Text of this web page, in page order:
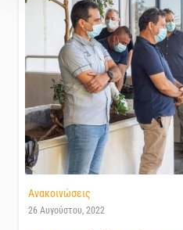
Ανακοινώσεις
26 Αυγούστου, 2022